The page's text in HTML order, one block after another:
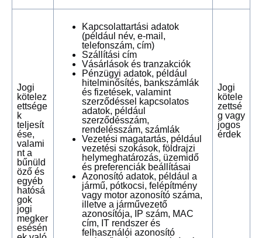
Jogi
kötelez
ettsége
k
teljesít
ése,
valami
nt a
bűnüld
öző és
egyéb
hatósá
gok
jogi
megker
esésén
Kapcsolattartási adatok
(például név, e-mail,
telefonszám, cím)
Szállítási cím
Vásárlások és tranzakciók
Pénzügyi adatok, például
hitelminősítés, bankszámlák
és fizetések, valamint
szerződéssel kapcsolatos
adatok, például
szerződésszám,
rendelésszám, számlák
Vezetési magatartás, például
vezetési szokások, földrajzi
helymeghatározás, üzemidő
és preferenciák beállításai
Azonosító adatok, például a
jármű, pótkocsi, felépítmény
vagy motor azonosító száma,
illetve a járművezető
azonosítója, IP szám, MAC
cím, IT rendszer és
felhasználói azonosító
Jogi
kötele
zettsé
g vagy
jogos
érdek